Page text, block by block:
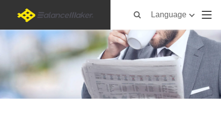
Language